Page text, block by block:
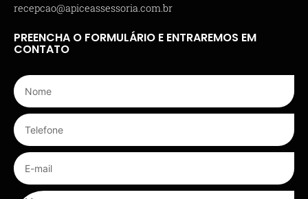
recepcao@apiceassessoria.com.br
PREENCHA O FORMULÁRIO E ENTRAREMOS EM
CONTATO